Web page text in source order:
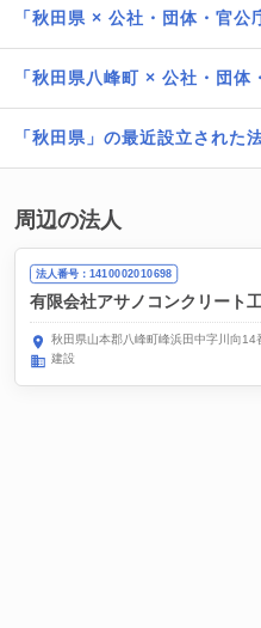
「秋田県 × 公社・団体・官公
「秋田県八峰町 × 公社・団
「秋田県」の最近設立された
周辺の法人
法人番号：1410002010698
有限会社アサノコンクリート
秋田県山本郡八峰町峰浜田中字川向14
建設